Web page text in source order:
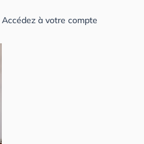
Accédez à votre compte